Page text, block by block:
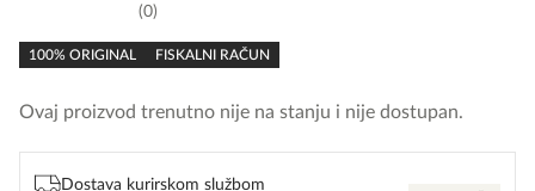
rating
0
100% ORIGINAL FISKALNI RAČUN
Ovaj proizvod trenutno nije na stanju i nije dostupan.
Dostava kurirskom službom